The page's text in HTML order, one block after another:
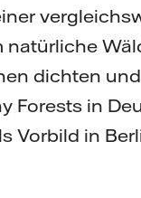
dichten
Forests in
Vorbild in